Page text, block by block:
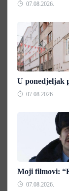
07.08.2026.
U ponedjeljak
07.08.2026.
Moji filmovi:
07.08.2026.